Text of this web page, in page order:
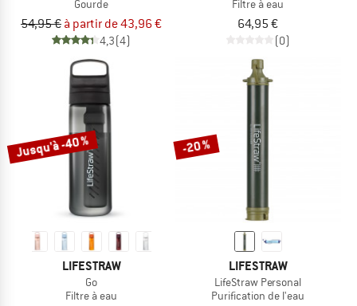
Gourde
54,95 € à partir de 43,96 €
4,3(4)
Filtre à eau
64,95 €
(0)
Jusqu'à -40 %
LIFESTRAW
Go
Filtre à eau
-20 %
LIFESTRAW
LifeStraw Personal
Purification de l'eau